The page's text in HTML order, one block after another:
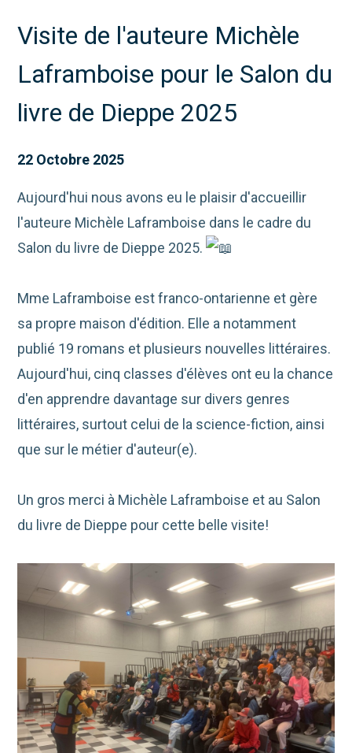
Visite de l'auteure Michèle
Laframboise pour le Salon du
livre de Dieppe 2025
22 Octobre 2025
Aujourd'hui nous avons eu le plaisir d'accueillir
l'auteure Michèle Laframboise dans le cadre du
Salon du livre de Dieppe 2025.
Mme Laframboise est franco-ontarienne et gère
sa propre maison d'édition. Elle a notamment
publié 19 romans et plusieurs nouvelles littéraires.
Aujourd'hui, cinq classes d'élèves ont eu la chance
d'en apprendre davantage sur divers genres
littéraires, surtout celui de la science-fiction, ainsi
que sur le métier d'auteur(e).
Un gros merci à Michèle Laframboise et au Salon
du livre de Dieppe pour cette belle visite!